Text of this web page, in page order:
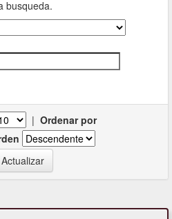
busqueda.
| Ordenar por